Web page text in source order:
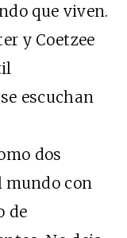
que viven.
y Coetzee
escuchan
dos
mundo con
de